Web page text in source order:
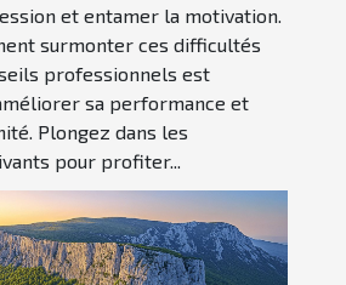
et entamer la motivation.
surmonter ces difficultés
professionnels est
sa performance et
Plongez dans les
pour profiter...